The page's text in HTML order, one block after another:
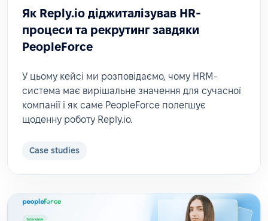
Як Reply.io діджиталізував HR-
процеси та рекрутинг завдяки
PeopleForce
У цьому кейсі ми розповідаємо, чому HRM-
система має вирішальне значення для сучасної
компанії і як саме PeopleForce полегшує
щоденну роботу Reply.io.
Case studies